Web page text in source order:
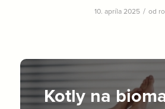
10. apríla 2025 / od
Kotly na